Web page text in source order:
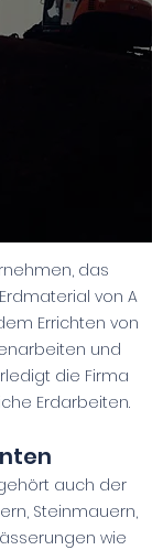
das
von A
Errichten von
und
die Firma
Erdarbeiten.
auch der
Steinmauern,
wie